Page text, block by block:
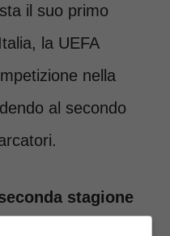
il suo primo
la UEFA
nella
al secondo
stagione